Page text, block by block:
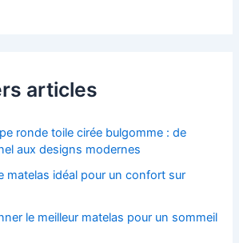
articles
ronde toile cirée bulgomme : de
aux designs modernes
matelas idéal pour un confort sur
le meilleur matelas pour un sommeil